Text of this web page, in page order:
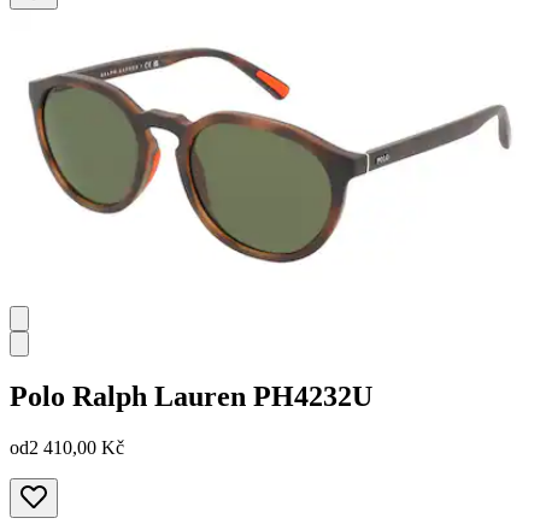
Polo Ralph Lauren PH4232U
od2 410,00 Kč